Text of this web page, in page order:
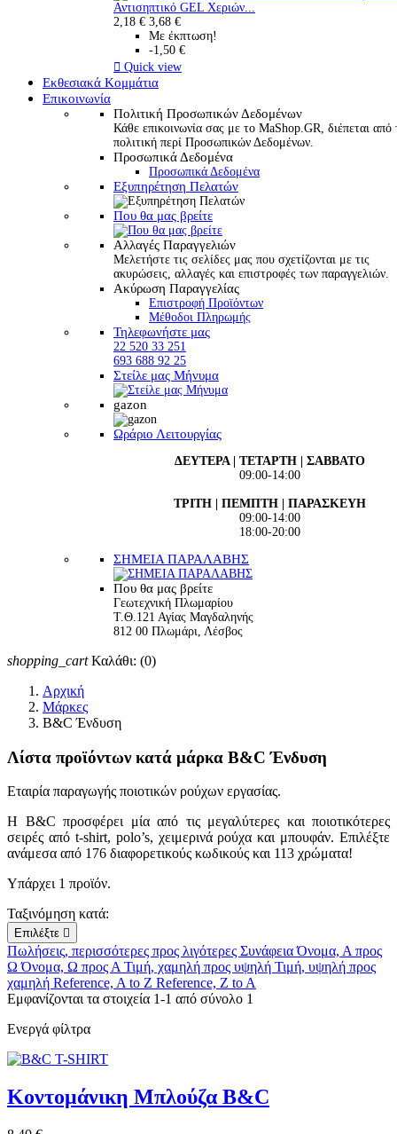
Αντισηπτικό GEL Χεριών...
2,18 € 3,68 €
Με έκπτωση!
-1,50 €
 Quick view
Εκθεσιακά Κομμάτια
Επικοινωνία
Πολιτική Προσωπικών Δεδομένων
Κάθε επικοινωνία σας με το MaShop.GR, διέπεται από
πολιτική περί Προσωπικών Δεδομένων.
Προσωπικά Δεδομένα
Προσωπικά Δεδομένα
Εξυπηρέτηση Πελατών
Που θα μας βρείτε
Αλλαγές Παραγγελιών
Μελετήστε τις σελίδες μας που σχετίζονται με τις
ακυρώσεις, αλλαγές και επιστροφές των παραγγελιών.
Ακύρωση Παραγγελίας
Επιστροφή Προϊόντων
Μέθοδοι Πληρωμής
Τηλεφωνήστε μας
22 520 33 251
693 688 92 25
Στείλε μας Μήνυμα
gazon
Ωράριο Λειτουργίας
ΔΕΥΤΕΡΑ | ΤΕΤΑΡΤΗ | ΣΑΒΒΑΤΟ
09:00-14:00
ΤΡΙΤΗ | ΠΕΜΠΤΗ | ΠΑΡΑΣΚΕΥΗ
09:00-14:00
18:00-20:00
ΣΗΜΕΙΑ ΠΑΡΑΛΑΒΗΣ
Που θα μας βρείτε
Γεωτεχνική Πλωμαρίου
Τ.Θ.121 Αγίας Μαγδαληνής
812 00 Πλωμάρι, Λέσβος
shopping_cart Καλάθι: (0)
Αρχική
Μάρκες
B&C Ένδυση
Λίστα προϊόντων κατά μάρκα B&C Ένδυση
Εταιρία παραγωγής ποιοτικών ρούχων εργασίας.
Η B&C προσφέρει μία από τις μεγαλύτερες και ποιοτικότερες
σειρές από t-shirt, polo’s, χειμερινά ρούχακαι μπουφάν. Επιλέξτε
ανάμεσα από 176 διαφορετικούς κωδικούς και 113 χρώματα!
Υπάρχει 1 προϊόν.
Ταξινόμηση κατά:
Επιλέξτε 
Πωλήσεις, περισσότερες προς λιγότερες ΣυνάφειαΌνομα, Α προς
ΩΌνομα, Ω προς ΑΤιμή, χαμηλή προς υψηλή Τιμή, υψηλή προς
χαμηλή Reference, A to Z Reference, Z to A
Εμφανίζονται τα στοιχεία 1-1 από σύνολο 1
Ενεργά φίλτρα
Κοντομάνικη Μπλούζα B&C